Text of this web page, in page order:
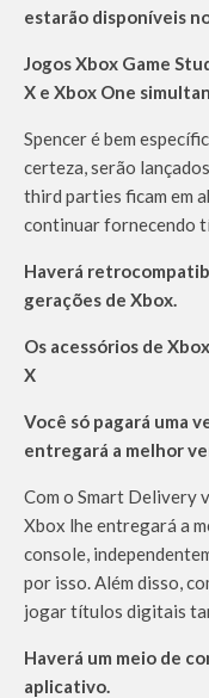
estarão disponíveis
Jogos Xbox Game
X e Xbox One
Spencer é bem
certeza, serão
third parties ficam em
continuar fornecendo
Haverá
gerações de Xbox.
Os acessórios de
X
Você só pagará uma
entregará a melhor
Com o Smart Delivery
Xbox lhe entregará a
console,
por isso. Além disso,
jogar títulos digitais
Haverá um meio de
aplicativo.